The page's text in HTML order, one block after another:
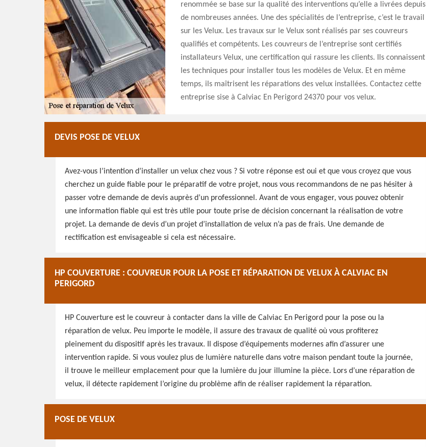
renommée se base sur la qualité des interventions qu’elle a livrées depuis
de nombreuses années. Une des spécialités de l’entreprise, c’est le travail
sur les Velux. Les travaux sur le Velux sont réalisés par ses couvreurs
qualifiés et compétents. Les couvreurs de l’entreprise sont certifiés
installateurs Velux, une certification qui rassure les clients. Ils connaissent
les techniques pour installer tous les modèles de Velux. Et en même
temps, ils maîtrisent les réparations des velux installées. Contactez cette
entreprise sise à Calviac En Perigord 24370 pour vos velux.
DEVIS POSE DE VELUX
Avez-vous l’intention d’installer un velux chez vous ? Si votre réponse est oui et que vous croyez que vous
cherchez un guide fiable pour le préparatif de votre projet, nous vous recommandons de ne pas hésiter à
passer votre demande de devis auprès d’un professionnel. Avant de vous engager, vous pouvez obtenir
une information fiable qui est très utile pour toute prise de décision concernant la réalisation de votre
projet. La demande de devis d’un projet d’installation de velux n’a pas de frais. Une demande de
rectification est envisageable si cela est nécessaire.
HP COUVERTURE : COUVREUR POUR LA POSE ET RÉPARATION DE VELUX À CALVIAC EN
PERIGORD
HP Couverture est le couvreur à contacter dans la ville de Calviac En Perigord pour la pose ou la
réparation de velux. Peu importe le modèle, il assure des travaux de qualité où vous profiterez
pleinement du dispositif après les travaux. Il dispose d’équipements modernes afin d’assurer une
intervention rapide. Si vous voulez plus de lumière naturelle dans votre maison pendant toute la journée,
il trouve le meilleur emplacement pour que la lumière du jour illumine la pièce. Lors d’une réparation de
velux, il détecte rapidement l’origine du problème afin de réaliser rapidement la réparation.
POSE DE VELUX